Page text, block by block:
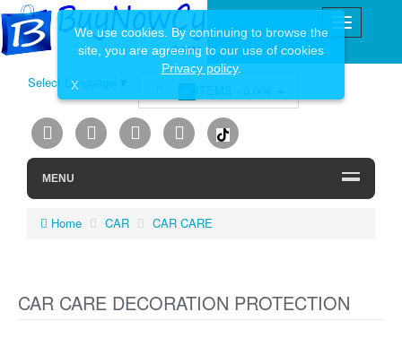
Select Language
0 ITEMS - 0.00€
MENU
Home CAR CAR CARE
CAR CARE DECORATION PROTECTION
We use cookies. By continuing to browse the
site, you are agreeing to our use of cookies
Privacy policy.
X